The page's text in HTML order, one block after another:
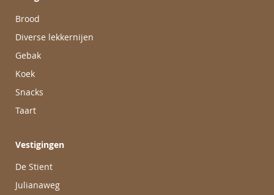
Brood
Diverse lekkernijen
Gebak
Koek
Snacks
Taart
Vestigingen
De Stient
Julianaweg